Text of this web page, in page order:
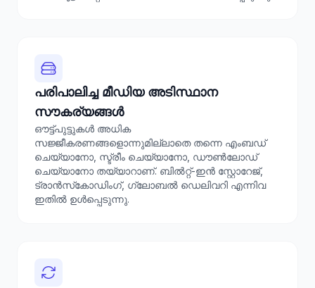
പരിപാലിച്ച മീഡിയ അടിസ്ഥാന
സൗകര്യങ്ങൾ
ഔട്ട്‌പുട്ടുകൾ അധിക
സജ്ജീകരണങ്ങളൊന്നുമില്ലാതെ തന്നെ എംബഡ്
ചെയ്യാനോ, സ്ട്രീം ചെയ്യാനോ, ഡൗൺലോഡ്
ചെയ്യാനോ തയ്യാറാണ്. ബിൽറ്റ്-ഇൻ സ്റ്റോറേജ്,
ട്രാൻസ്‌കോഡിംഗ്, ഗ്ലോബൽ ഡെലിവറി എന്നിവ
ഇതിൽ ഉൾപ്പെടുന്നു.